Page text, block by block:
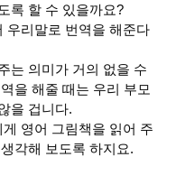
록 할 수 있을까요?
우리말로 번역을 해준다
는 의미가 거의 없을 수
을 해줄 때는 우리 부모
을 겁니다.
영어 그림책을 읽어 주
각해 보도록 하지요.